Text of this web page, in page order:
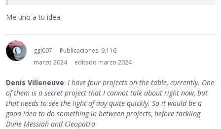
Me uno a tu idea.
ggl007
Publicaciones: 9,116
marzo 2024
editado marzo 2024
Denis Villeneuve: I have four projects on the table, currently. One
of them is a secret project that I cannot talk about right now, but
that needs to see the light of day quite quickly. So it would be a
good idea to do something in between projects, before tackling
Dune Messiah and Cleopatra.